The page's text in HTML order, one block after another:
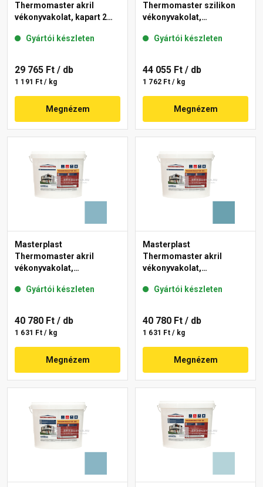
Thermomaster akril
vékonyvakolat, kapart 2
Gyártói készleten
29 765 Ft / db
1 191 Ft / kg
Megnézem
Thermomaster szilikon
vékonyvakolat,
36-C 25 kg
Gyártói készleten
44 055 Ft / db
1 762 Ft / kg
Megnézem
Masterplast
Thermomaster akril
vékonyvakolat,
36-D 25 kg
Gyártói készleten
40 780 Ft / db
1 631 Ft / kg
Megnézem
Masterplast
Thermomaster akril
vékonyvakolat,
36-C 25 kg
Gyártói készleten
40 780 Ft / db
1 631 Ft / kg
Megnézem